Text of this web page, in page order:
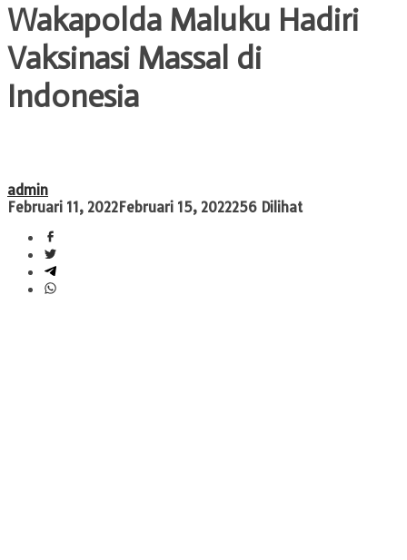
Wakapolda Maluku Hadiri
Vaksinasi Massal di
Indonesia
admin
Februari 11, 2022Februari 15, 2022256 Dilihat